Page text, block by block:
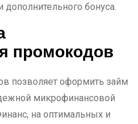
бонуса.
промокодов
позволяет оформить займ
микрофинансовой
на оптимальных и